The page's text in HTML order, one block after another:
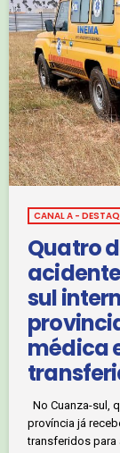
CANAL A -
Quatro
sul
médica
No Cuanza-sul,
província já
transferidos para